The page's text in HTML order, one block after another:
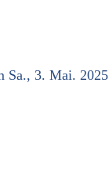
Sa., 3. Mai. 2025